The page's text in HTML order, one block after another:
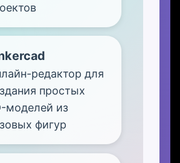
редактор для
простых
моделей из
фигур